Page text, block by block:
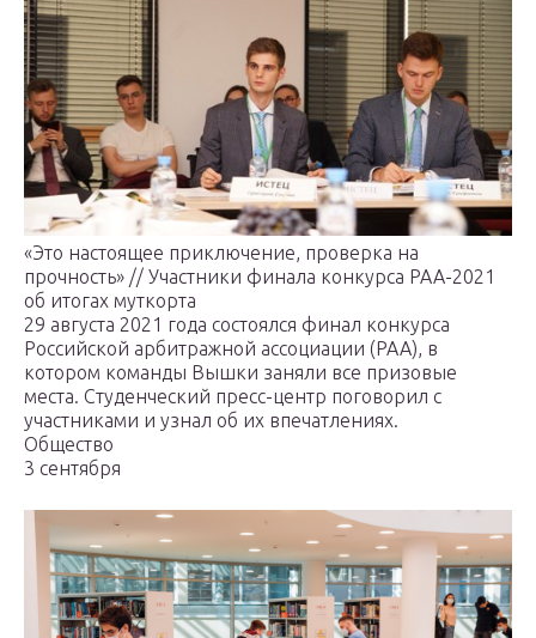
«Это настоящее приключение, проверка на
прочность» // Участники финала конкурса РАА-2021
об итогах муткорта
29 августа 2021 года состоялся финал конкурса
Российской арбитражной ассоциации (РАА), в
котором команды Вышки заняли все призовые
места. Студенческий пресс-центр поговорил с
участниками и узнал об их впечатлениях.
Общество
3 сентября